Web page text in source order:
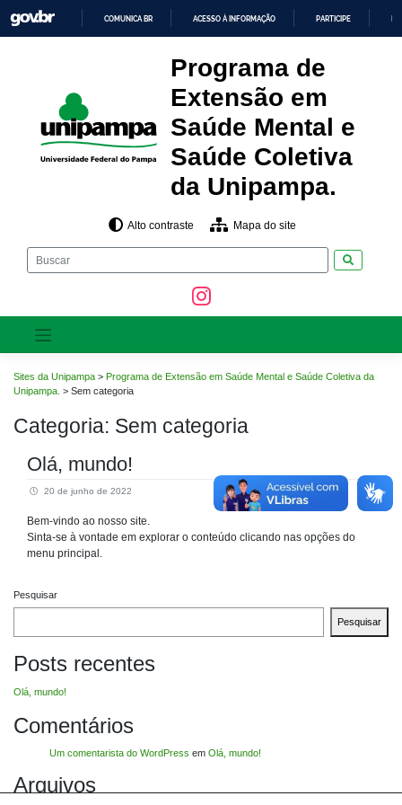
para
o
O
CONTEÚDO
COMUNICA BR ACESSO À INFORMAÇÃO PARTICIPE
Programa de
Extensão em
Saúde Mental e
Saúde Coletiva
da Unipampa.
Alto contraste Mapa do site
Sites da Unipampa > Programa de Extensão em Saúde Mental e Saúde Coletiva da
Unipampa. > Sem categoria
Categoria: Sem categoria
Olá, mundo!
20 de junho de 2022
Bem-vindo ao nosso site.
Sinta-se à vontade em explorar o conteúdo clicando nas opções do
menu principal.
Pesquisar
Pesquisar
Posts recentes
Olá, mundo!
Comentários
Um comentarista do WordPress em Olá, mundo!
Arquivos